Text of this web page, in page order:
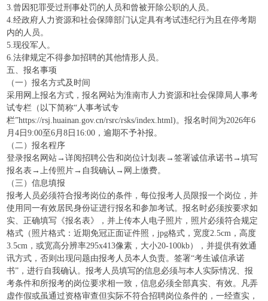
3.曾因犯罪受过刑事处罚的人员和曾被开除公职的人员。
4.经政府人力资源和社会保障部门认定具有考试违纪行为且在停考期
内的人员。
5.现役军人。
6.法律规定不得参加招聘的其他情形人员。
五、报名事项
（一）报名方式及时间
采用网上报名方式，报名网站为淮南市人力资源和社会保障局人事考
试专栏（以下简称“人事考试专
栏”https://rsj.huainan.gov.cn/rsrc/rsks/index.html)。报名时间为2026年6
月4日9:00至6月8日16:00，逾期不予补报。
（二）报名程序
登录报名网站→详阅招聘公告和岗位计划表→签署诚信承诺书→填写
报名表→上传照片→自我确认→网上缴费。
（三）信息填报
报考人员必须符合报考岗位的条件，每位报考人员限报一个岗位，并
使用同一有效居民身份证进行报名和参加考试。报名时必须按要求如
实、正确填写《报名表》，并上传本人电子照片，照片必须符合规定
格式（照片格式：近期免冠正面证件照，jpg格式，宽度2.5cm，高度
3.5cm，或宽高分辨率295x413像素，大小20-100kb），并提供有效通
讯方式，否则出现问题由报考人员本人负责。签署“考生诚信承诺
书”，进行自我确认。报考人员填写的信息必须与本人实际情况、报
考条件和所报考的岗位要求相一致，信息必须全部真实、有效。凡弄
虚作假或虽通过资格审查但实际不符合招聘岗位条件的，一经查实，